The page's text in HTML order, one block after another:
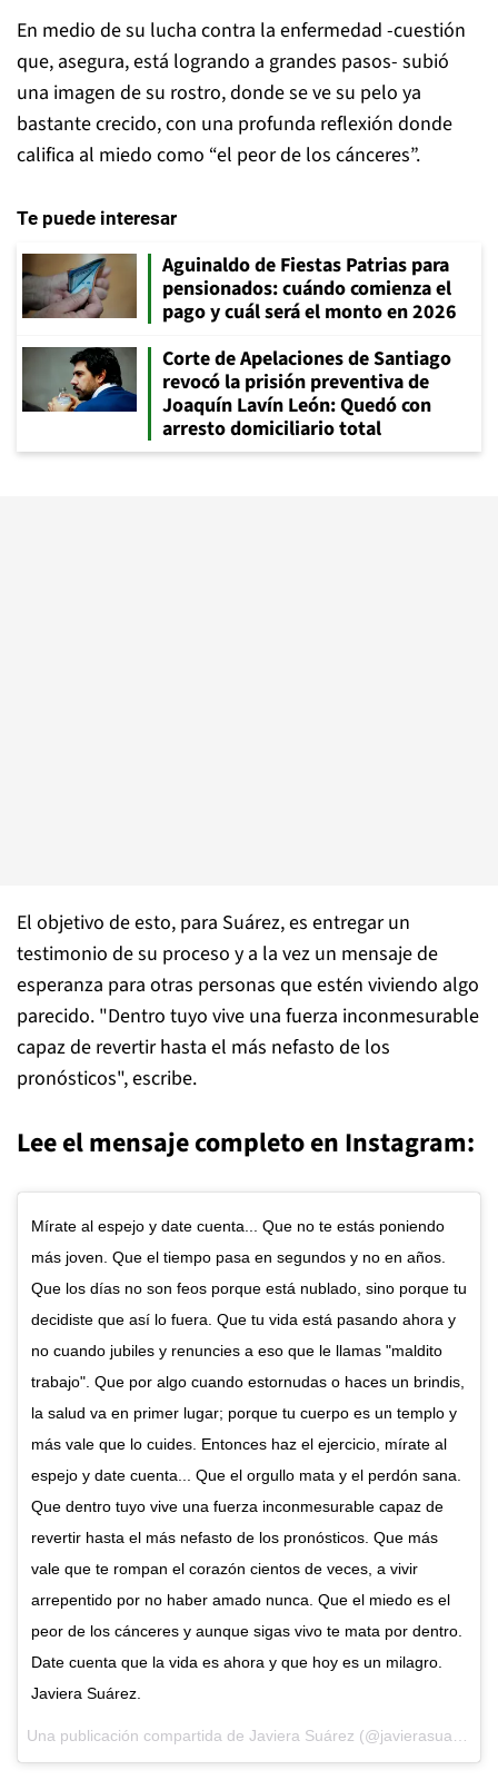
En medio de su lucha contra la enfermedad -cuestión
que, asegura, está logrando a grandes pasos- subió
una imagen de su rostro, donde se ve su pelo ya
bastante crecido, con una profunda reflexión donde
califica al miedo como “el peor de los cánceres”.
Te puede interesar
Aguinaldo de Fiestas Patrias para
pensionados: cuándo comienza el
pago y cuál será el monto en 2026
Corte de Apelaciones de Santiago
revocó la prisión preventiva de
Joaquín Lavín León: Quedó con
arresto domiciliario total
El objetivo de esto, para Suárez, es entregar un
testimonio de su proceso y a la vez un mensaje de
esperanza para otras personas que estén viviendo algo
parecido. "Dentro tuyo vive una fuerza inconmesurable
capaz de revertir hasta el más nefasto de los
pronósticos", escribe.
Lee el mensaje completo en Instagram:
Mírate al espejo y date cuenta... Que no te estás poniendo
más joven. Que el tiempo pasa en segundos y no en años.
Que los días no son feos porque está nublado, sino porque tu
decidiste que así lo fuera. Que tu vida está pasando ahora y
no cuando jubiles y renuncies a eso que le llamas "maldito
trabajo". Que por algo cuando estornudas o haces un brindis,
la salud va en primer lugar; porque tu cuerpo es un templo y
más vale que lo cuides. Entonces haz el ejercicio, mírate al
espejo y date cuenta... Que el orgullo mata y el perdón sana.
Que dentro tuyo vive una fuerza inconmesurable capaz de
revertir hasta el más nefasto de los pronósticos. Que más
vale que te rompan el corazón cientos de veces, a vivir
arrepentido por no haber amado nunca. Que el miedo es el
peor de los cánceres y aunque sigas vivo te mata por dentro.
Date cuenta que la vida es ahora y que hoy es un milagro.
Javiera Suárez.